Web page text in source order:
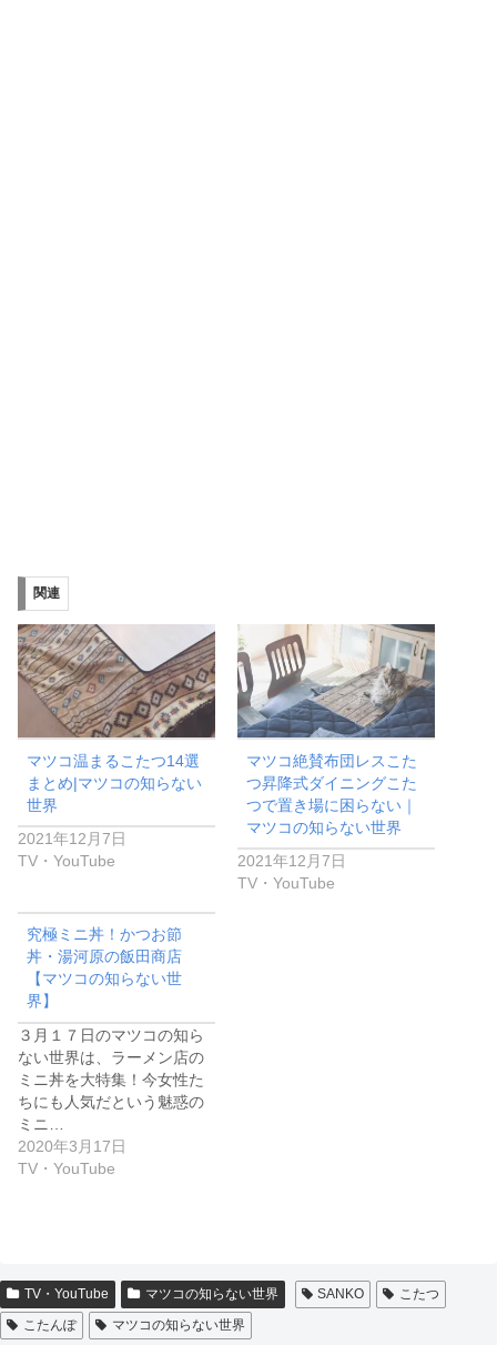
関連
マツコ温まるこたつ14選
まとめ|マツコの知らない
世界
2021年12月7日
TV・YouTube
マツコ絶賛布団レスこた
つ昇降式ダイニングこた
つで置き場に困らない｜
マツコの知らない世界
2021年12月7日
TV・YouTube
究極ミニ丼！かつお節
丼・湯河原の飯田商店
【マツコの知らない世
界】
３月１７日のマツコの知ら
ない世界は、ラーメン店の
ミニ丼を大特集！今女性た
ちにも人気だという魅惑の
ミニ…
2020年3月17日
TV・YouTube
TV・YouTube マツコの知らない世界 SANKO
こたつ
こたんぽ
マツコの知らない世界